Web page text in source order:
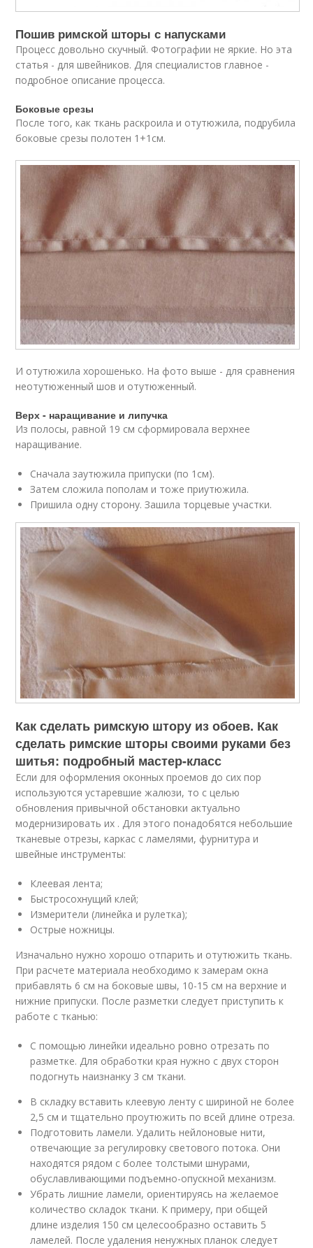
Пошив римской шторы с напусками
Процесс довольно скучный. Фотографии не яркие. Но эта
статья - для швейников. Для специалистов главное -
подробное описание процесса.
Боковые срезы
После того, как ткань раскроила и отутюжила, подрубила
боковые срезы полотен 1+1см.
И отутюжила хорошенько. На фото выше - для сравнения
неотутюженный шов и отутюженный.
Верх - наращивание и липучка
Из полосы, равной 19 см сформировала верхнее
наращивание.
Сначала заутюжила припуски (по 1см).
Затем сложила пополам и тоже приутюжила.
Пришила одну сторону. Зашила торцевые участки.
Как сделать римскую штору из обоев. Как
сделать римские шторы своими руками без
шитья: подробный мастер-класс
Если для оформления оконных проемов до сих пор
используются устаревшие жалюзи, то с целью
обновления привычной обстановки актуально
модернизировать их . Для этого понадобятся небольшие
тканевые отрезы, каркас с ламелями, фурнитура и
швейные инструменты:
Клеевая лента;
Быстросохнущий клей;
Измерители (линейка и рулетка);
Острые ножницы.
Изначально нужно хорошо отпарить и отутюжить ткань.
При расчете материала необходимо к замерам окна
прибавлять 6 см на боковые швы, 10-15 см на верхние и
нижние припуски. После разметки следует приступить к
работе с тканью:
С помощью линейки идеально ровно отрезать по
разметке. Для обработки края нужно с двух сторон
подогнуть наизнанку 3 см ткани.
В складку вставить клеевую ленту с шириной не более
2,5 см и тщательно проутюжить по всей длине отреза.
Подготовить ламели. Удалить нейлоновые нити,
отвечающие за регулировку светового потока. Они
находятся рядом с более толстыми шнурами,
обуславливающими подъемно-опускной механизм.
Убрать лишние ламели, ориентируясь на желаемое
количество складок ткани. К примеру, при общей
длине изделия 150 см целесообразно оставить 5
ламелей. После удаления ненужных планок следует